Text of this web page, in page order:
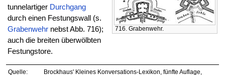
716. Grabenwehr.
tunnelartiger Durchgang
durch einen Festungswall (s.
Grabenwehrnebst Abb. 716);
auch die breiten überwölbten
Festungstore.
Quelle:
Brockhaus' Kleines Konversations-Lexikon, fünfte Auflage,